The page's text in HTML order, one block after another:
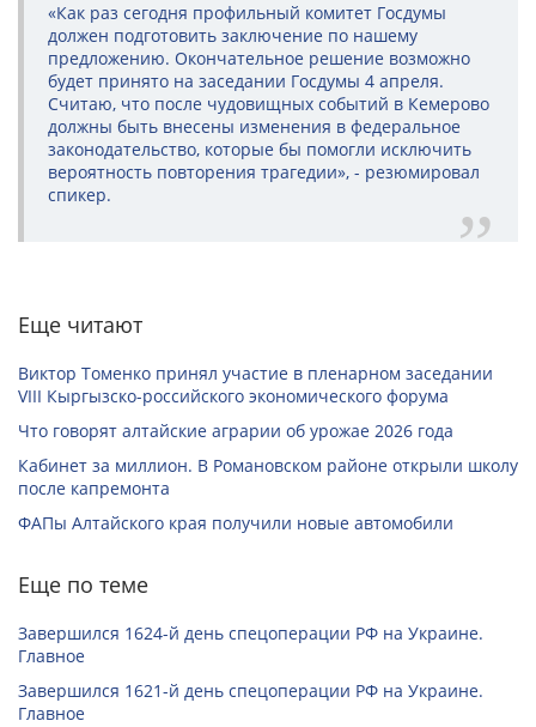
«Как раз сегодня профильный комитет Госдумы
должен подготовить заключение по нашему
предложению. Окончательное решение возможно
будет принято на заседании Госдумы 4 апреля.
Считаю, что после чудовищных событий в Кемерово
должны быть внесены изменения в федеральное
законодательство, которые бы помогли исключить
вероятность повторения трагедии», - резюмировал
спикер.
Еще читают
Виктор Томенко принял участие в пленарном заседании
VIII Кыргызско-российского экономического форума
Что говорят алтайские аграрии об урожае 2026 года
Кабинет за миллион. В Романовском районе открыли школу
после капремонта
ФАПы Алтайского края получили новые автомобили
Еще по теме
Завершился 1624-й день спецоперации РФ на Украине.
Главное
Завершился 1621-й день спецоперации РФ на Украине.
Главное